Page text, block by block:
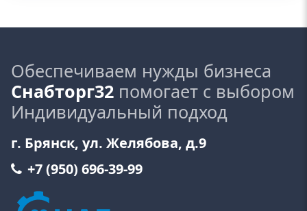
Обеспечиваем нужды бизнеса
Снабторг32 помогает с выбором
Индивидуальный подход
г. Брянск, ул. Желябова, д.9
+7 (950) 696-39-99